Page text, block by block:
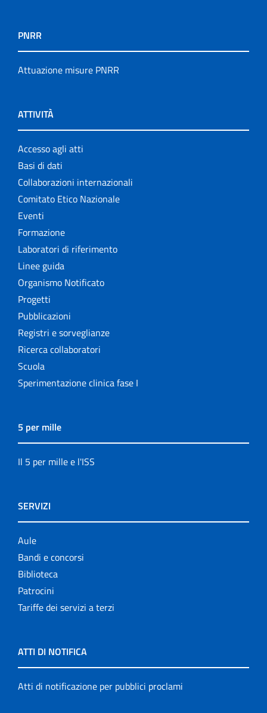
PNRR
Attuazione misure PNRR
ATTIVITÀ
Accesso agli atti
Basi di dati
Collaborazioni internazionali
Comitato Etico Nazionale
Eventi
Formazione
Laboratori di riferimento
Linee guida
Organismo Notificato
Progetti
Pubblicazioni
Registri e sorveglianze
Ricerca collaboratori
Scuola
Sperimentazione clinica fase I
5 per mille
Il 5 per mille e l'ISS
SERVIZI
Aule
Bandi e concorsi
Biblioteca
Patrocini
Tariffe dei servizi a terzi
ATTI DI NOTIFICA
Atti di notificazione per pubblici proclami